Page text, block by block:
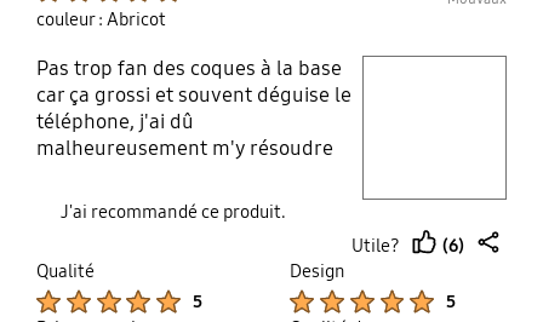
couleur : Abricot
Pas trop fan des coques à la base
car ça grossi et souvent déguise le
téléphone, j'ai dû
malheureusement m'y résoudre
coque extérieure du téléphone
présente très rapidement des
J'ai donc commandé cette coque.
Livraison gratuite et rapide avec la
J'ai recommandé ce produit.
Utile?
up
(6)
Qualité
5
Design
5